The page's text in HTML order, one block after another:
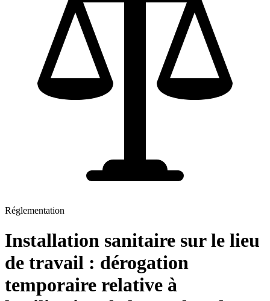
Réglementation
Installation sanitaire sur le lieu
de travail : dérogation
temporaire relative à